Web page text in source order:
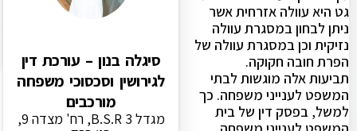
גט היא עוולה אזרחית אשר
ניתן לבחון במסגרת עוולה
נזיקית וכן במסגרת עוולה של
הפרת חובה חקוקה.
תביעות אלה מוגשות לבתי
המשפט לענייני משפחה. כך
למשל, בפסק דין של בית
סיגלה בנון – עורכת דין
לגירושין וסכסוכי משפחה
מורכבים
מגדל B.S.R 3, רח' מצדה 9,